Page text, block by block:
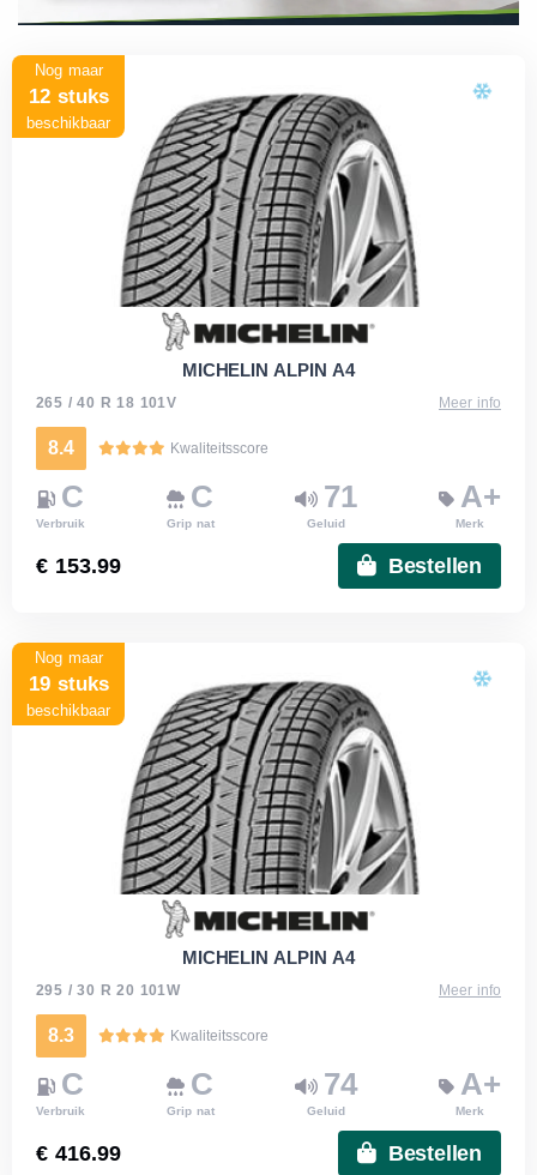
Nog maar
12 stuks
beschikbaar
MICHELIN ALPIN A4
265 / 40 R 18 101V Meer info
8.4 Kwaliteitsscore
C
Verbruik
C
Grip nat
71
Geluid
A+
Merk
€ 153.99 Bestellen
Nog maar
19 stuks
beschikbaar
MICHELIN ALPIN A4
295 / 30 R 20 101W Meer info
8.3 Kwaliteitsscore
C
Verbruik
C
Grip nat
74
Geluid
A+
Merk
€ 416.99 Bestellen